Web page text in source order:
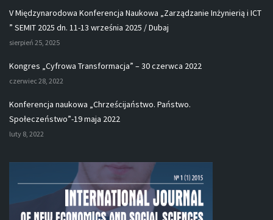
V Międzynarodowa Konferencja Naukowa „Zarządzanie Inżynierią i ICT
” SEMIT 2025 dn. 11-13 września 2025 / Dubaj
sierpień 25, 2025
Kongres „Cyfrowa Transformacja” – 30 czerwca 2022
czerwiec 28, 2022
Konferencja naukowa „Chrześcijaństwo. Państwo.
Społeczeństwo”-19 maja 2022
luty 8, 2022